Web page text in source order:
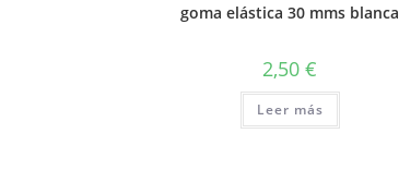
goma elástica 30 mms blanca
2,50€
Leer más